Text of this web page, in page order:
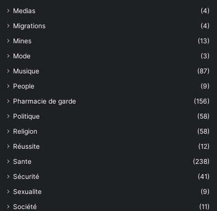
Medias
(4)
Migrations
(4)
Mines
(13)
Mode
(3)
Musique
(87)
People
(9)
Pharmacie de garde
(156)
Politique
(58)
Religion
(58)
Réussite
(12)
Sante
(238)
Sécurité
(41)
Sexualite
(9)
Société
(11)